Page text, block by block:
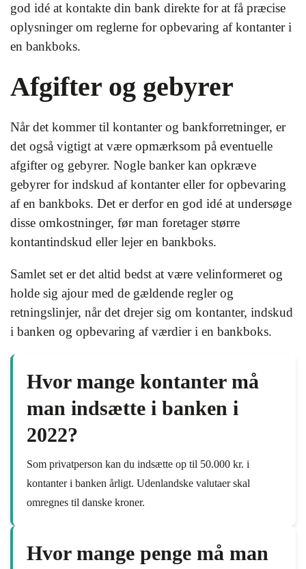
god idé at kontakte din bank direkte for at få præcise
oplysninger om reglerne for opbevaring af kontanter i
en bankboks.
Afgifter og gebyrer
Når det kommer til kontanter og bankforretninger, er
det også vigtigt at være opmærksom på eventuelle
afgifter og gebyrer. Nogle banker kan opkræve
gebyrer for indskud af kontanter eller for opbevaring
af en bankboks. Det er derfor en god idé at undersøge
disse omkostninger, før man foretager større
kontantindskud eller lejer en bankboks.
Samlet set er det altid bedst at være velinformeret og
holde sig ajour med de gældende regler og
retningslinjer, når det drejer sig om kontanter, indskud
i banken og opbevaring af værdier i en bankboks.
Hvor mange kontanter må
man indsætte i banken i
2022?
Som privatperson kan du indsætte op til 50.000 kr. i
kontanter i banken årligt. Udenlandske valutaer skal
omregnes til danske kroner.
Hvor mange penge må man